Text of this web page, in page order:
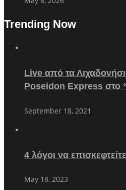
Trending Now
Live από τα
Poseidon Express στο
September 18, 2021
4 λόγοι να
May 18, 2023